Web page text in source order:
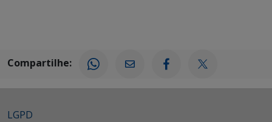
Compartilhe:
LGPD